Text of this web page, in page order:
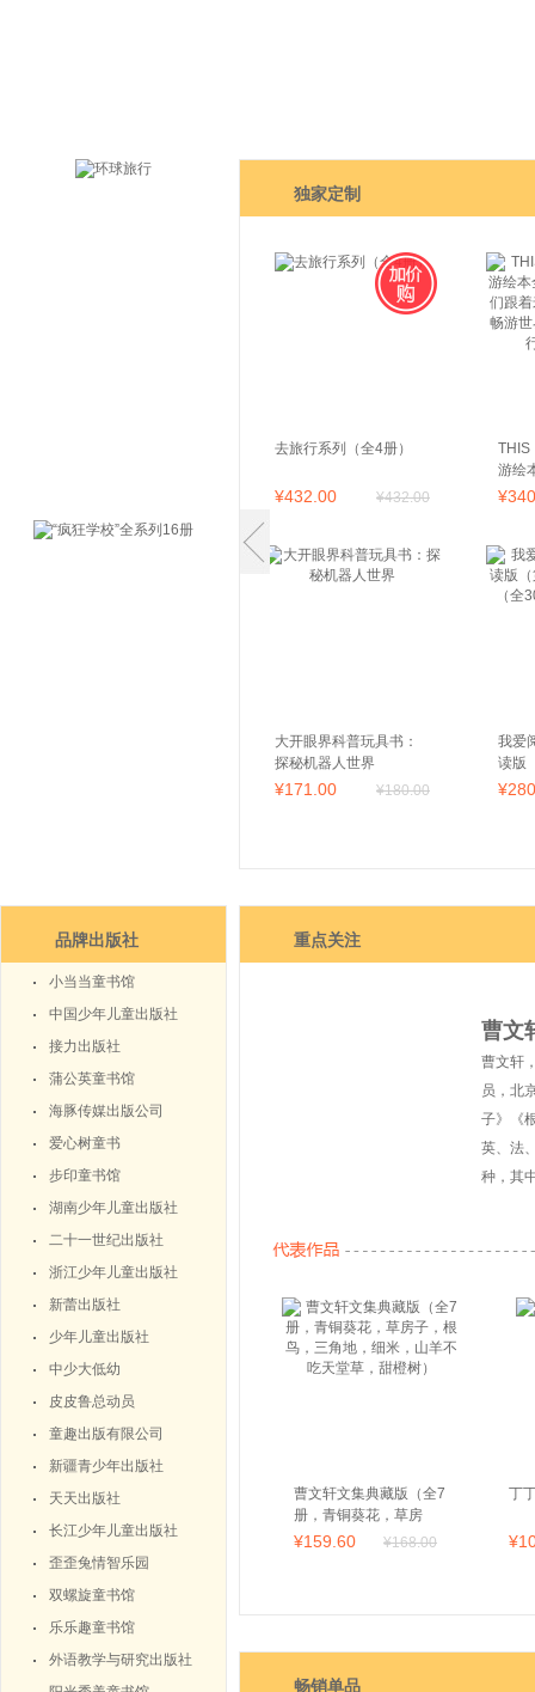
独家定制
去旅行系列（全4册）
¥432 .00 ¥432.00
THIS
游绘
让我
科全
¥340
大开眼界科普玩具书：
探秘机器人世界
¥171 .00 ¥180.00
我爱
读版
系列
¥280
品牌出版社
小当当童书馆
中国少年儿童出版社
接力出版社
蒲公英童书馆
海豚传媒出版公司
爱心树童书
步印童书馆
湖南少年儿童出版社
二十一世纪出版社
浙江少年儿童出版社
新蕾出版社
少年儿童出版社
中少大低幼
皮皮鲁总动员
童趣出版有限公司
新疆青少年出版社
天天出版社
长江少年儿童出版社
歪歪兔情智乐园
双螺旋童书馆
乐乐趣童书馆
外语教学与研究出版社
重点关注
曹文
曹文轩
员，北
子》《
英、法
种，其
曹文轩文集典藏版（全7
册，青铜葵花，草房
子，根鸟，三角地，细
¥159 .60 ¥168.00
丁
¥
畅销单品